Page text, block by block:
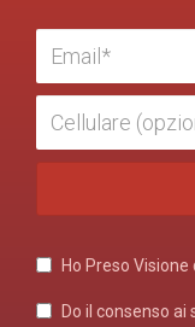
Ho Preso Visione
Do il consenso ai